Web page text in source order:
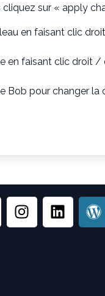
sur « apply
en faisant clic
en faisant clic droit
Bob pour changer la